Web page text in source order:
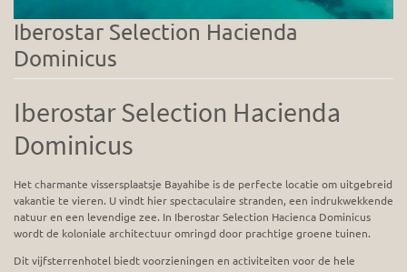
Iberostar Selection Hacienda
Dominicus
Iberostar Selection Hacienda
Dominicus
Het charmante vissersplaatsje Bayahibe is de perfecte locatie om uitgebreid
vakantie te vieren. U vindt hier spectaculaire stranden, een indrukwekkende
natuur en een levendige zee. In Iberostar Selection Hacienca Dominicus
wordt de koloniale architectuur omringd door prachtige groene tuinen.
Dit vijfsterrenhotel biedt voorzieningen en activiteiten voor de hele